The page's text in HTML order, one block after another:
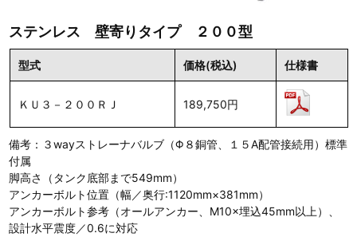
ステンレス 壁寄りタイプ ２００型
型式 価格(税込) 仕様書
ＫＵ３－２００ＲＪ 189,750円
備考：３wayストレーナバルブ（Φ８銅管、１５A配管接続用）標準
付属
脚高さ（タンク底部まで549mm）
アンカーボルト位置（幅／奥行:1120mm×381mm）
アンカーボルト参考（オールアンカー、M10×埋込45mm以上）、
設計水平震度／0.6に対応